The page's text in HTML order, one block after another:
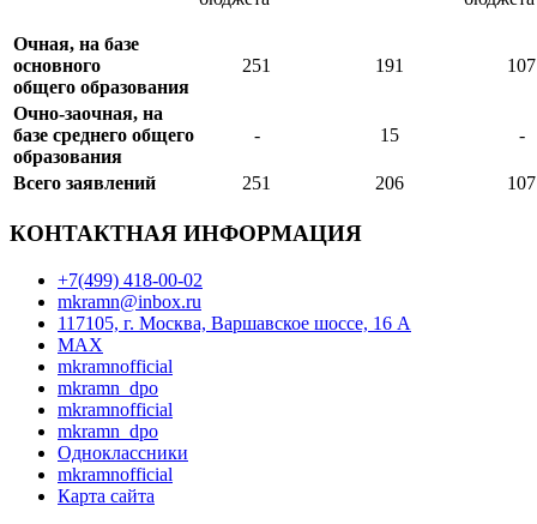
Очная, на базе
основного
общего образования
251 191 107
Очно-заочная, на
базе среднего общего
образования
- 15 -
Всего заявлений 251 206 107
КОНТАКТНАЯ ИНФОРМАЦИЯ
+7(499) 418-00-02
mkramn@inbox.ru
117105, г. Москва, Варшавское шоссе, 16 А
MAX
mkramnofficial
mkramn_dpo
mkramnofficial
mkramn_dpo
Одноклассники
mkramnofficial
Карта сайта